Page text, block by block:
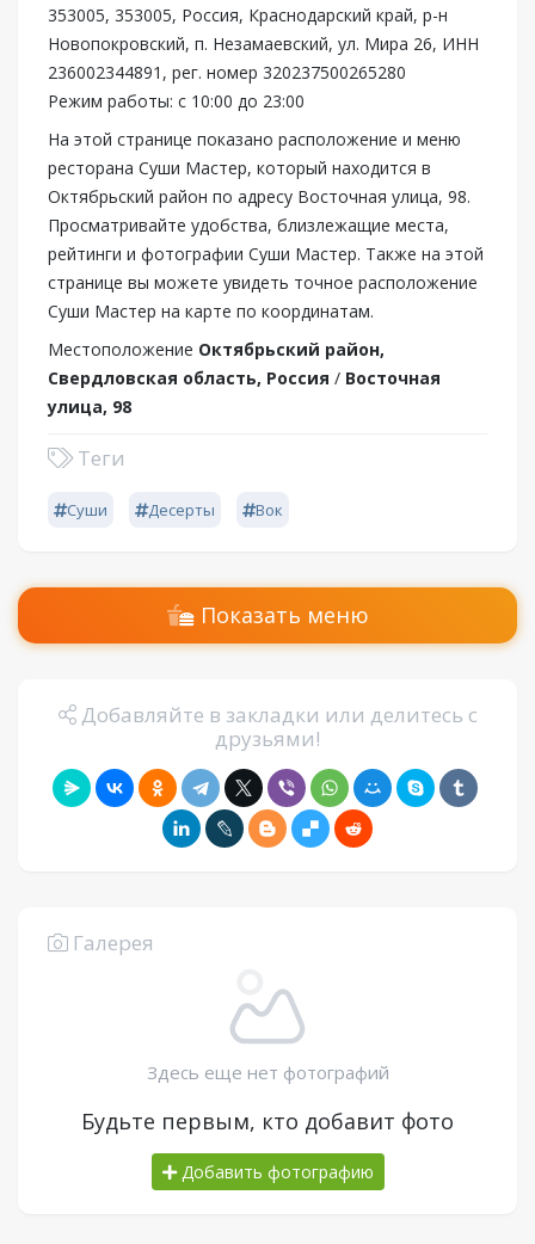
353005, 353005, Россия, Краснодарский край, р-н
Новопокровский, п. Незамаевский, ул. Мира 26, ИНН
236002344891, рег. номер 320237500265280
Режим работы: с 10:00 до 23:00
На этой странице показано расположение и меню
ресторана Суши Мастер, который находится в
Октябрьский район по адресу Восточная улица, 98.
Просматривайте удобства, близлежащие места,
рейтинги и фотографии Суши Мастер. Также на этой
странице вы можете увидеть точное расположение
Суши Мастер на карте по координатам.
Местоположение Октябрьский район,
Свердловская область, Россия / Восточная
улица, 98
Теги
Суши Десерты Вок
Показать меню
Добавляйте в закладки или делитесь с
друзьями!
Галерея
Здесь еще нет фотографий
Будьте первым, кто добавит фото
Добавить фотографию